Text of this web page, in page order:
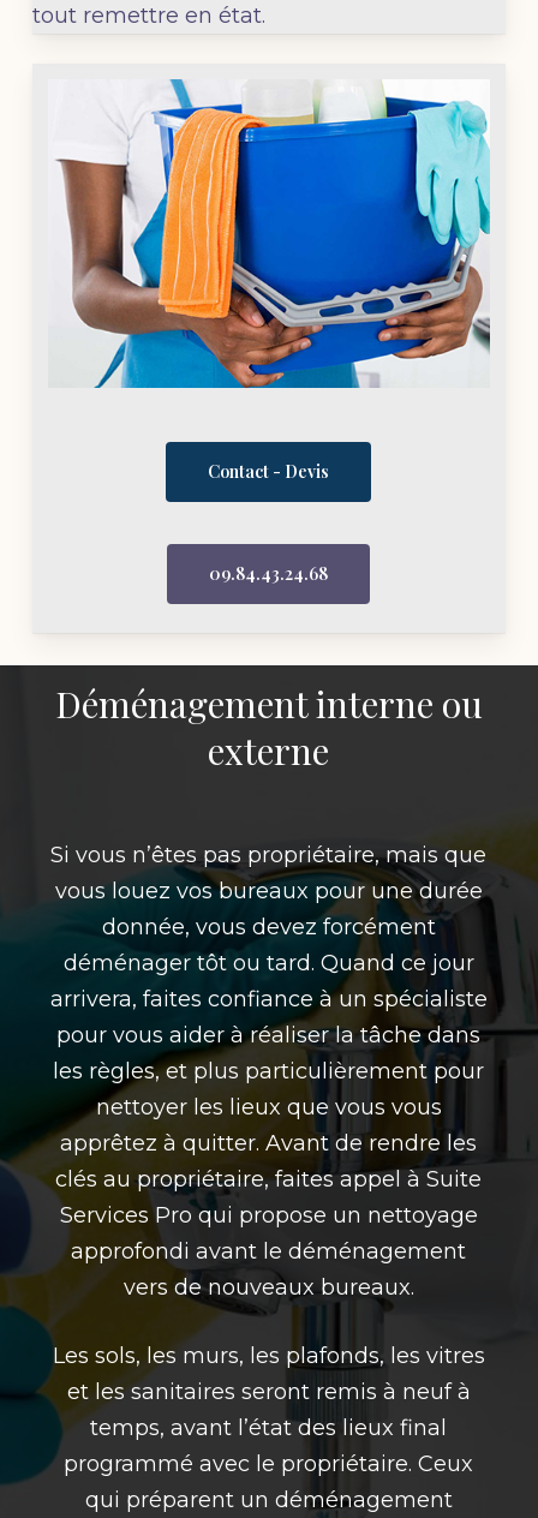
tout remettre en état.
Contact - Devis
09.84.43.24.68
Déménagement interne ou
externe
Si vous n’êtes pas propriétaire, mais que
vous louez vos bureaux pour une durée
donnée, vous devez forcément
déménager tôt ou tard. Quand ce jour
arrivera, faites confiance à un spécialiste
pour vous aider à réaliser la tâche dans
les règles, et plus particulièrement pour
nettoyer les lieux que vous vous
apprêtez à quitter. Avant de rendre les
clés au propriétaire, faites appel àSuite
Services Proqui propose un nettoyage
approfondi avant ledéménagement
vers de nouveaux bureaux.
Les sols, les murs, les plafonds, les vitres
et les sanitaires seront remis à neuf à
temps, avant l’état des lieux final
programmé avec le propriétaire. Ceux
qui préparent un déménagement